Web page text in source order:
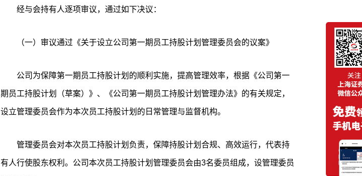
经与会持有人逐项审议，通过如下决议：
（一）审议通过《关于设立公司第一期员工持股计划管理委员会的议案》
公司为保障第一期员工持股计划的顺利实施，提高管理效率，根据《公司第一
期员工持股计划（草案）》、《公司第一期员工持股计划管理办法》的有关规定，
设立管理委员会作为本次员工持股计划的日常管理与监督机构。
管理委员会对本次员工持股计划负责，保障持股计划合规、高效运行，代表持
有人行使股东权利。公司本次员工持股计划管理委员会由3名委员组成，设管理委员